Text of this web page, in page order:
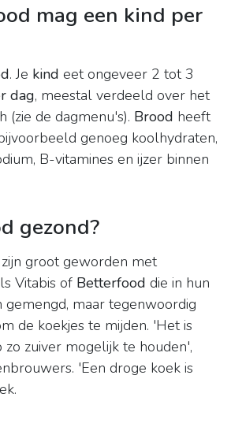
mag een kind per
. Je kind eet ongeveer 2 tot 3
dag, meestal verdeeld over het
(zie de dagmenu's). Brood heeft
genoeg koolhydraten,
B-vitamines en ijzer binnen
gezond?
groot geworden met
Vitabis of Betterfood die in hun
maar tegenwoordig
de koekjes te mijden. 'Het is
zuiver mogelijk te houden',
'Een droge koek is